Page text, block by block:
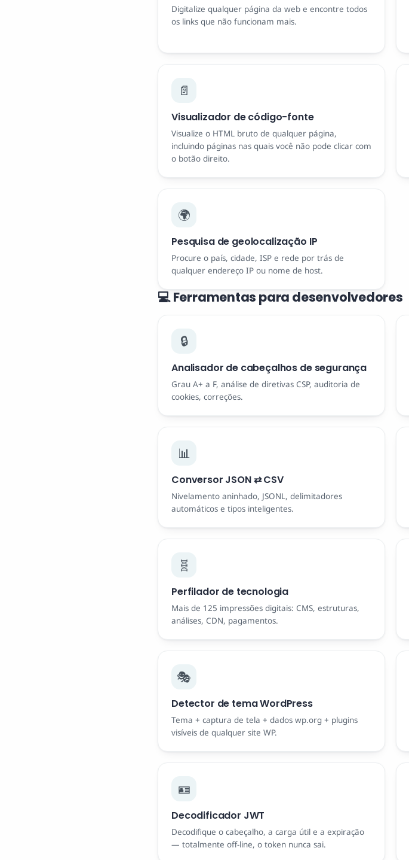
Digitalize qualquer página da web e encontre todos
os links que não funcionam mais.
📄
Visualizador de código-fonte
Visualize o HTML bruto de qualquer página,
incluindo páginas nas quais você não pode clicar com
o botão direito.
🌍
Pesquisa de geolocalização IP
Procure o país, cidade, ISP e rede por trás de
qualquer endereço IP ou nome de host.
💻 Ferramentas para desenvolvedores
🔒
Analisador de cabeçalhos de segurança
Grau A+ a F, análise de diretivas CSP, auditoria de
cookies, correções.
📊
Conversor JSON ⇄ CSV
Nivelamento aninhado, JSONL, delimitadores
automáticos e tipos inteligentes.
🧬
Perfilador de tecnologia
Mais de 125 impressões digitais: CMS, estruturas,
análises, CDN, pagamentos.
🎭
Detector de tema WordPress
Tema + captura de tela + dados wp.org + plugins
visíveis de qualquer site WP.
🪪
Decodificador JWT
Decodifique o cabeçalho, a carga útil e a expiração
— totalmente off-line, o token nunca sai.